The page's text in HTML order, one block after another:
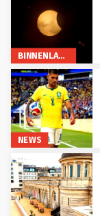
BINNENLAND
NEWS